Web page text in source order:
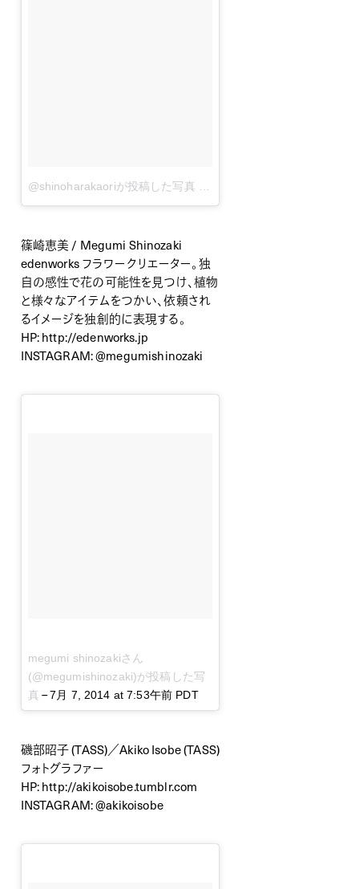
@shinoharakaoriが投稿した写真
篠崎恵美 / Megumi Shinozaki
edenworks フラワークリエーター。独
自の感性で花の可能性を見つけ、植物
と様々なアイテムをつかい、依頼され
るイメージを独創的に表現する。
HP: http://edenworks.jp
INSTAGRAM:@megumishinozaki
megumi shinozakiさん
(@megumishinozaki)が投稿した写
真 –7月 7, 2014 at 7:53午前 PDT
磯部昭子 (TASS)／Akiko Isobe (TASS)
フォトグラファー
HP: http://akikoisobe.tumblr.com
INSTAGRAM:@akikoisobe